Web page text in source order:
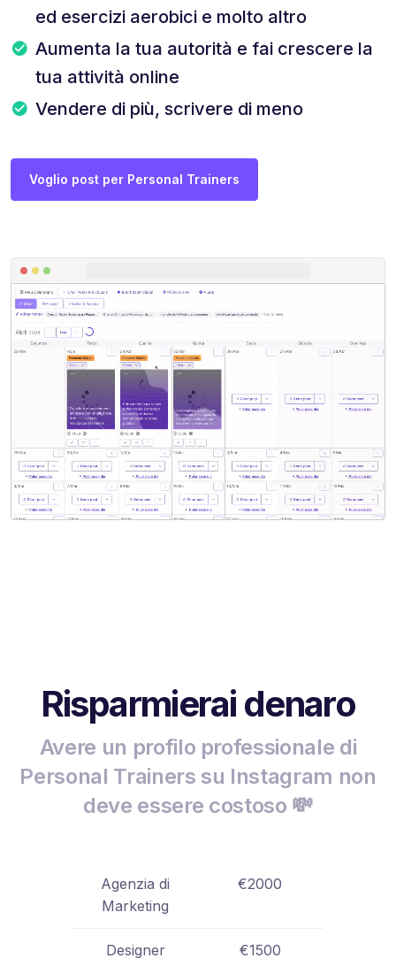
ed esercizi aerobici e molto altro
Aumenta la tua autorità e fai crescere la
tua attività online
Vendere di più, scrivere di meno
Voglio post per Personal Trainers
Risparmierai denaro
Avere un profilo professionale di
Personal Trainers su Instagram non
deve essere costoso 💸
Agenzia di
Marketing
€2000
Designer €1500